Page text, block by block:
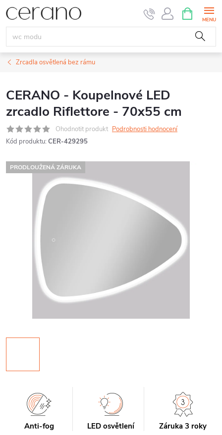
Přejít
na
obsah
NÁKUPNÍ
KOŠÍK
Zrcadla osvětlená bez rámu
CERANO - Koupelnové LED
zrcadlo Riflettore - 70x55 cm
Ohodnotit produkt Podrobnosti hodnocení
Kód produktu: CER-429295
PRODLOUŽENÁ ZÁRUKA
Anti-fog LED osvětlení Záruka 3 roky